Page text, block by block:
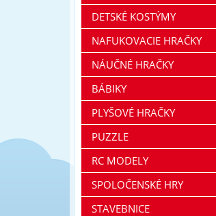
DETSKÉ KOSTÝMY
NAFUKOVACIE HRAČKY
NÁUČNÉ HRAČKY
BÁBIKY
PLYŠOVÉ HRAČKY
PUZZLE
RC MODELY
SPOLOČENSKÉ HRY
STAVEBNICE